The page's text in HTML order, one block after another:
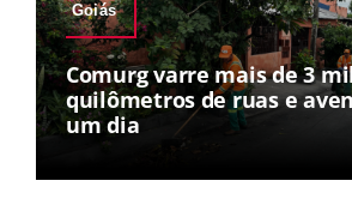
Goiás
Comurg varre mais de 3
quilômetros de ruas e
um dia